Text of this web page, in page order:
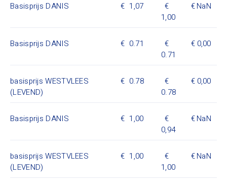
Basisprijs DANIS
1,07
1,00
NaN
Basisprijs DANIS
0.71
0.71
0,00
basisprijs WESTVLEES
(LEVEND)
0.78
0.78
0,00
Basisprijs DANIS
1,00
0,94
NaN
basisprijs WESTVLEES
(LEVEND)
1,00
1,00
NaN